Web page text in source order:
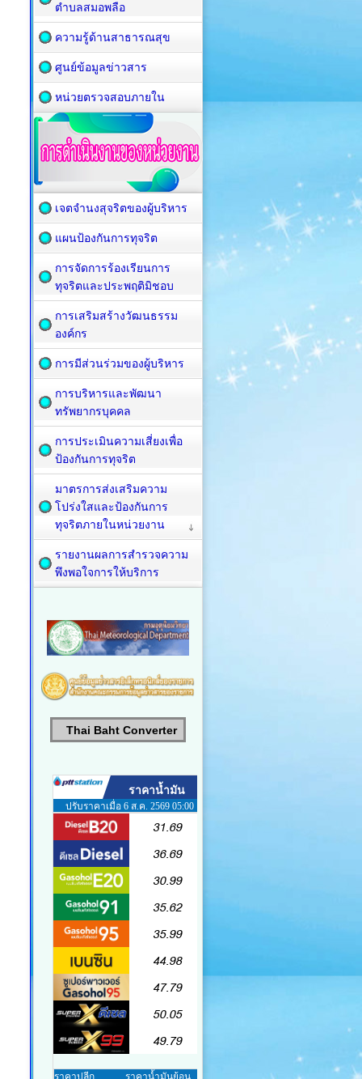
ตำบลสมอพลือ
ความรู้ด้านสาธารณสุข
ศูนย์ข้อมูลข่าวสาร
หน่วยตรวจสอบภายใน
เจตจำนงสุจริตของผู้บริหาร
แผนป้องกันการทุจริต
การจัดการร้องเรียนการ
ทุจริตและประพฤติมิชอบ
การเสริมสร้างวัฒนธรรม
องค์กร
การมีส่วนร่วมของผู้บริหาร
การบริหารและพัฒนา
ทรัพยากรบุคคล
การประเมินความเสี่ยงเพื่อ
ป้องกันการทุจริต
มาตรการส่งเสริมความ
โปร่งใสและป้องกันการ
ทุจริตภายในหน่วยงาน
รายงานผลการสำรวจความ
พึงพอใจการให้บริการ
Thai Baht Converter